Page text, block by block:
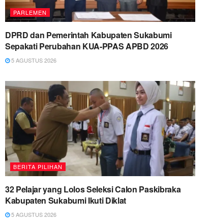
PARLEMEN
DPRD dan Pemerintah Kabupaten Sukabumi
Sepakati Perubahan KUA-PPAS APBD 2026
5 AGUSTUS 2026
BERITA PILIHAN
32 Pelajar yang Lolos Seleksi Calon Paskibraka
Kabupaten Sukabumi Ikuti Diklat
5 AGUSTUS 2026